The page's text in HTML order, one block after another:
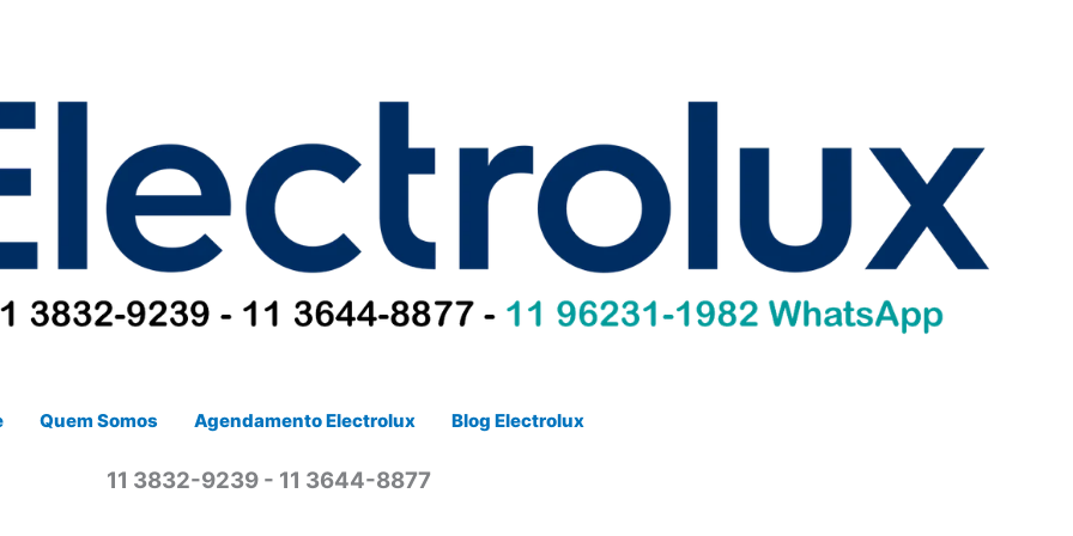
Quem Somos Agendamento Electrolux Blog Electrolux
11 3832-9239 - 11 3644-8877